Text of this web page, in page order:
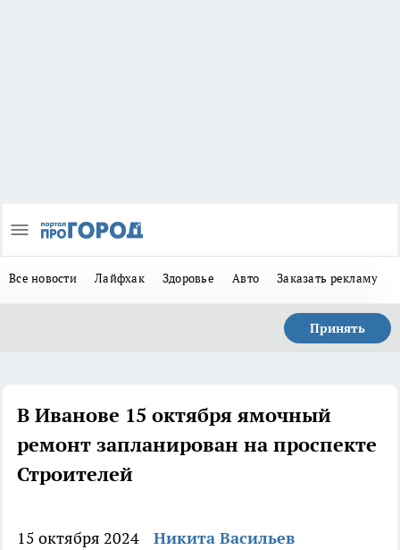
Все новости Лайфхак Здоровье Авто Заказать рекламу
Принять
В Иванове 15 октября ямочный
ремонт запланирован на проспекте
Строителей
15 октября 2024
Никита Васильев